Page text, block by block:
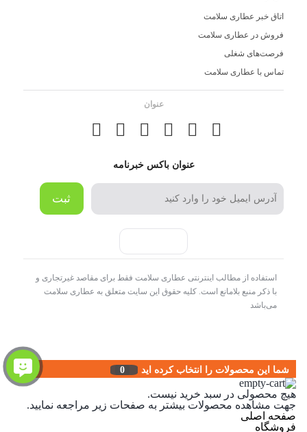
اتاق خبر عطاری سلامت
فروش در عطاری سلامت
فرصت‌های شغلی
تماس با عطاری سلامت
عنوان
عنوان باکس خبرنامه
ثبت
استفاده از مطالب اینترنتی عطاری سلامت فقط برای مقاصد غیرتجاری و
با ذکر منبع بلامانع است. کلیه حقوق این سایت متعلق به عطاری سلامت
می‌باشد
شما این محصولات را انتخاب کرده اید 0
هیچ محصولی در سبد خرید نیست.
جهت مشاهده محصولات بیشتر به صفحات زیر مراجعه نمایید.
صفحه اصلی
فروشگاه